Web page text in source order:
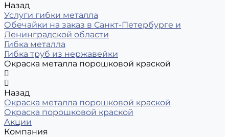
Назад
Услуги гибки металла
Обечайки на заказ в Санкт-Петербурге и
Ленинградской области
Гибка металла
Гибка труб из нержавейки
Окраска металла порошковой краской
Назад
Окраска металла порошковой краской
Окраска порошковой краской
Акции
Компания